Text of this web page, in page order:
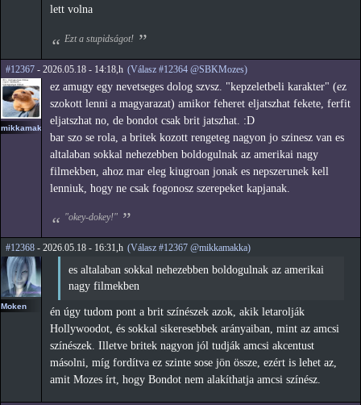
lett volna
Ezt a stupidságot!
#12367 - 2026.05.18 - 14:18,h (Válasz #12364 @SBKMozes)
mikkamakka
ez amugy egy nevetseges dolog szvsz. "kepzeletbeli karakter" (ez
szokott lenni a magyarazat) amikor feheret eljatszhat fekete, ferfit
eljatszhat no, de bondot csak brit jatszhat. :D
bar szo se rola, a britek kozott rengeteg nagyon jo szinesz van es
altalaban sokkal nehezebben boldogulnak az amerikai nagy
filmekben, ahoz mar eleg kiugroan jonak es nepszerunek kell
lenniuk, hogy ne csak fogonosz szerepeket kapjanak.
"okey-dokey!"
#12368 - 2026.05.18 - 16:31,h (Válasz #12367 @mikkamakka)
Moken
es altalaban sokkal nehezebben boldogulnak az amerikai
nagy filmekben
én úgy tudom pont a brit színészek azok, akik letarolják
Hollywoodot, és sokkal sikeresebbek arányaiban, mint az amcsi
színészek. Illetve britek nagyon jól tudják amcsi akcentust
másolni, míg fordítva ez szinte sose jön össze, ezért is lehet az,
amit Mozes írt, hogy Bondot nem alakíthatja amcsi színész.